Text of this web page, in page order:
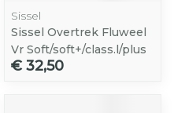
Sissel
Sissel Overtrek Fluweel
Vr Soft/soft+/class.l/plus
€ 32,50